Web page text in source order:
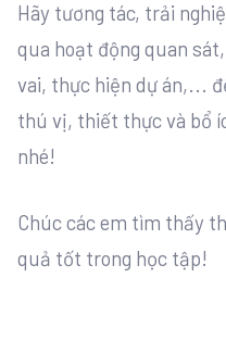
Hãy tương tác, trải
qua hoạt động quan
vai, thực hiện dự án,...
thú vị, thiết thực và bổ
nhé!
Chúc các em tìm thấy
quả tốt trong học tập!